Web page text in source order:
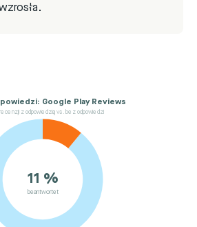
Google Play Reviews
recenzji z odpowiedzią vs. bez odpowiedzi
11 %
beantwortet